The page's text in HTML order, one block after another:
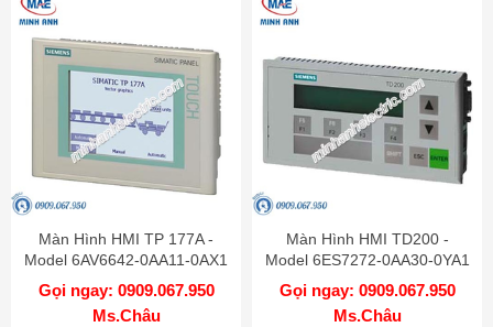
Màn Hình HMI TP 177A -
Model 6AV6642-0AA11-0AX1
Gọi ngay: 0909.067.950
Ms.Châu
Màn Hình HMI TD200 -
Model 6ES7272-0AA30-0YA1
Gọi ngay: 0909.067.950
Ms.Châu